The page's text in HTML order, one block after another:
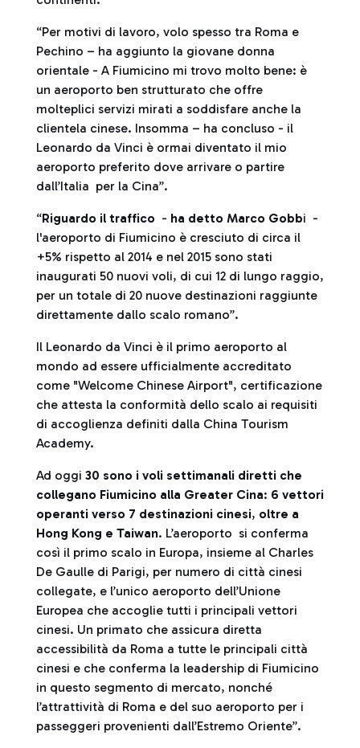
“Per motivi di lavoro, volo spesso tra Roma e
Pechino – ha aggiunto la giovane donna
orientale - A Fiumicino mi trovo molto bene: è
un aeroporto ben strutturato che offre
molteplici servizi mirati a soddisfare anche la
clientela cinese. Insomma – ha concluso - il
Leonardo da Vinci è ormai diventato il mio
aeroporto preferito dove arrivare o partire
dall’Italia per la Cina”.
“Riguardo il traffico - ha detto Marco Gobbi -
l'aeroporto di Fiumicino è cresciuto di circa il
+5% rispetto al 2014 e nel 2015 sono stati
inaugurati 50 nuovi voli, di cui 12 di lungo raggio,
per un totale di 20 nuove destinazioni raggiunte
direttamente dallo scalo romano”.
Il Leonardo da Vinci è il primo aeroporto al
mondo ad essere ufficialmente accreditato
come "Welcome Chinese Airport", certificazione
che attesta la conformità dello scalo ai requisiti
di accoglienza definiti dalla China Tourism
Academy.
Ad oggi 30 sono i voli settimanali diretti che
collegano Fiumicino alla Greater Cina: 6 vettori
operanti verso 7 destinazioni cinesi, oltre a
Hong Kong e Taiwan. L’aeroporto si conferma
così il primo scalo in Europa, insieme al Charles
De Gaulle di Parigi, per numero di città cinesi
collegate, e l’unico aeroporto dell’Unione
Europea che accoglie tutti i principali vettori
cinesi. Un primato che assicura diretta
accessibilità da Roma a tutte le principali città
cinesi e che conferma la leadership di Fiumicino
in questo segmento di mercato, nonché
l’attrattività di Roma e del suo aeroporto per i
passeggeri provenienti dall’Estremo Oriente”.